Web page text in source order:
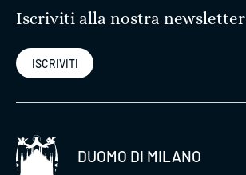
Iscriviti alla nostra newsletter
ISCRIVITI
DUOMO DI MILANO